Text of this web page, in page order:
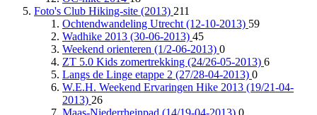
Foto's Club Hiking-site (2013) 211
Ochtendwandeling Utrecht (12-10-2013) 59
Wadhike 2013 (30-06-2013) 45
Weekend orienteren (1/2-06-2013) 0
ZT 5.0 Kids zomertrekking (24/26-05-2013) 6
Langs de Linge etappe 2 (27/28-04-2013) 0
W.E.H. Weekend Ervaringen Hike 2013 (19/21-04-
2013) 26
Maas-Niederrheinpad (14/19-04-2013) 0